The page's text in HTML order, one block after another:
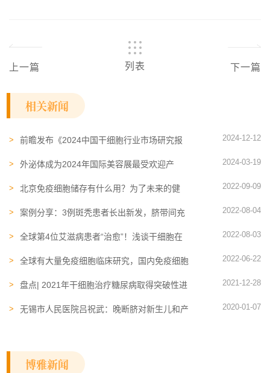
上一篇 列表 下一篇
相关新闻
前瞻发布《2024中国干细胞行业市场研究报
2024-12-12
外泌体成为2024年国际美容展最受欢迎产
2024-03-19
北京免疫细胞储存有什么用？为了未来的健
2022-09-09
案例分享：3例斑秃患者长出新发，脐带间充
2022-08-04
全球第4位艾滋病患者“治愈”！浅谈干细胞在
2022-08-03
全球有大量免疫细胞临床研究，国内免疫细胞
2022-06-22
盘点| 2021年干细胞治疗糖尿病取得突破性进
2021-12-28
无锡市人民医院吕祝武：晚断脐对新生儿和产
2020-01-07
博雅新闻